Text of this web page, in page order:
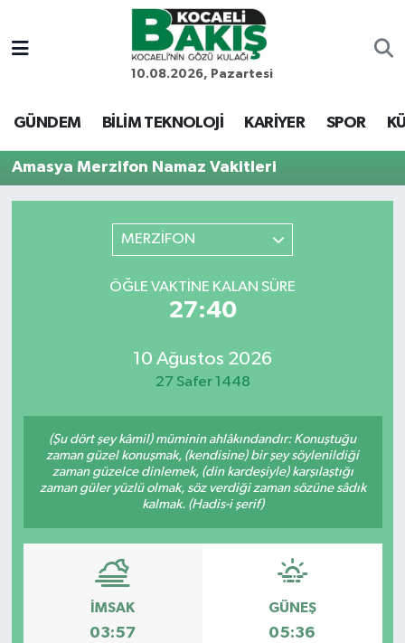
10.08.2026, Pazartesi
GÜNDEM BİLİM TEKNOLOJİ KARİYER SPOR
Amasya Merzifon Namaz Vakitleri
MERZİFON
ÖĞLE VAKTINE KALAN SÜRE
27:40
10 Ağustos 2026
27 Safer 1448
(Şu dört şey kâmil) müminin ahlâkındandır: Konuştuğu
zaman güzel konuşmak, (kendisine) bir şey söylenildiği
zaman güzelce dinlemek, (din kardeşiyle) karşılaştığı
zaman güler yüzlü olmak, söz verdiği zaman sözüne sâdık
kalmak. (Hadis-i şerif)
İMSAK
03:57
GÜNEŞ
05:36
Kocaeli Nöbetçi Eczaneler
Kocaeli Hava Durumu
Kocaeli Trafik Yoğunluk Haritası
Tüm Manşetler
Son Dakika Haberleri